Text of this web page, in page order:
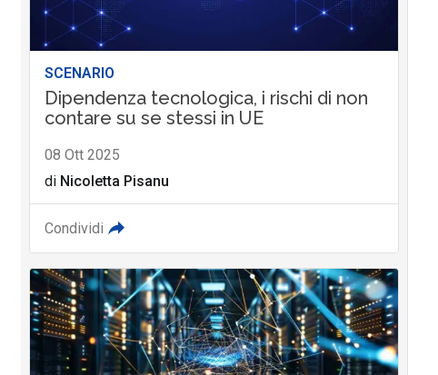
SCENARIO
Dipendenza tecnologica, i rischi di non
contare su se stessi in UE
08 Ott 2025
di Nicoletta Pisanu
Condividi